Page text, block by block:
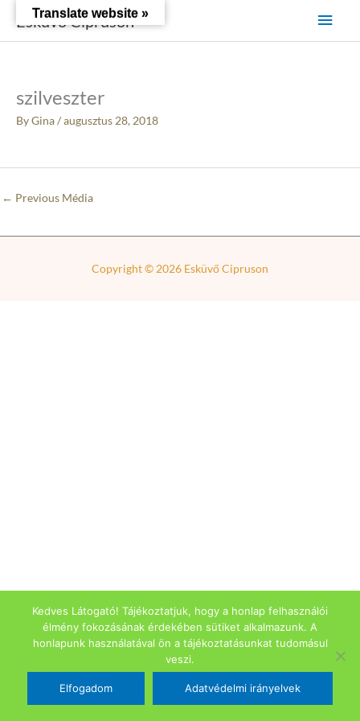
content
Esküvő Cipruson
Main
szilveszter
ByGina/augusztus 28, 2018
← Previous Média
Copyright © 2026 Esküvő Cipruson
Translate website »
Kedves Látogató! Tájékoztatjuk, hogy a honlap felhasználói
élmény fokozásának érdekében sütiket alkalmazunk. A
honlapunk használatával ön a tájékoztatásunkat tudomásul
veszi.
Elfogadom Adatvédelmi irányelvek